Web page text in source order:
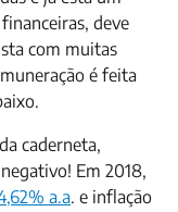
deve
com muitas
é feita
caderneta,
Em 2018,
a.a. e inflação